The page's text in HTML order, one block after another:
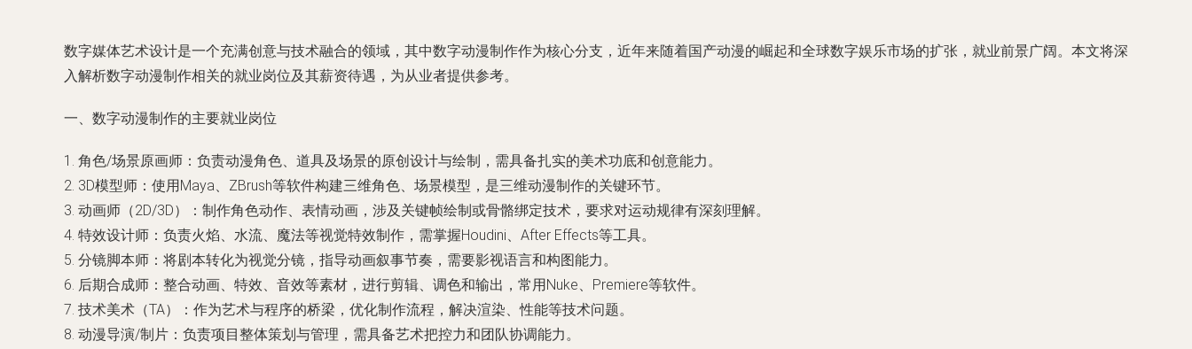
数字媒体艺术设计是一个充满创意与技术融合的领域，其中数字动漫制作作为核心分支，近年来随着国产动漫的崛起和全球数字娱乐市场的扩张，就业前景广阔。本文将深
入解析数字动漫制作相关的就业岗位及其薪资待遇，为从业者提供参考。
一、数字动漫制作的主要就业岗位
1. 角色/场景原画师：负责动漫角色、道具及场景的原创设计与绘制，需具备扎实的美术功底和创意能力。
2. 3D模型师：使用Maya、ZBrush等软件构建三维角色、场景模型，是三维动漫制作的关键环节。
3. 动画师（2D/3D）：制作角色动作、表情动画，涉及关键帧绘制或骨骼绑定技术，要求对运动规律有深刻理解。
4. 特效设计师：负责火焰、水流、魔法等视觉特效制作，需掌握Houdini、After Effects等工具。
5. 分镜脚本师：将剧本转化为视觉分镜，指导动画叙事节奏，需要影视语言和构图能力。
6. 后期合成师：整合动画、特效、音效等素材，进行剪辑、调色和输出，常用Nuke、Premiere等软件。
7. 技术美术（TA）：作为艺术与程序的桥梁，优化制作流程，解决渲染、性能等技术问题。
8. 动漫导演/制片：负责项目整体策划与管理，需具备艺术把控力和团队协调能力。